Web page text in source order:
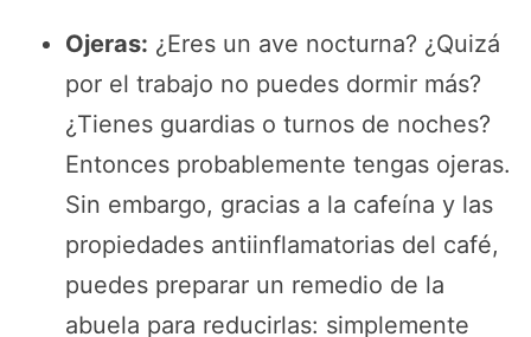
Ojeras: ¿Eres un ave nocturna? ¿Quizá
por el trabajo no puedes dormir más?
¿Tienes guardias o turnos de noches?
Entonces probablemente tengas ojeras.
Sin embargo, gracias a la cafeína y las
propiedades antiinflamatorias del café,
puedes preparar un remedio de la
abuela para reducirlas: simplemente